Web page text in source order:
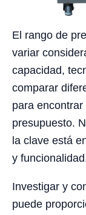
El rango de
variar
capacidad,
comparar
para
presupuesto.
la clave está
y
Investigar y
puede